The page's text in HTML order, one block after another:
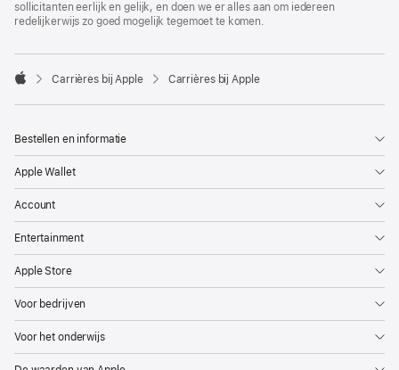
sollicitanten eerlijk en gelijk, en doen we er alles aan om iedereen
redelijkerwijs zo goed mogelijk tegemoet te komen.

Carrières bij Apple Carrières bij Apple
Bestellen en informatie
Apple Wallet
Account
Entertainment
Apple Store
Voor bedrijven
Voor het onderwijs